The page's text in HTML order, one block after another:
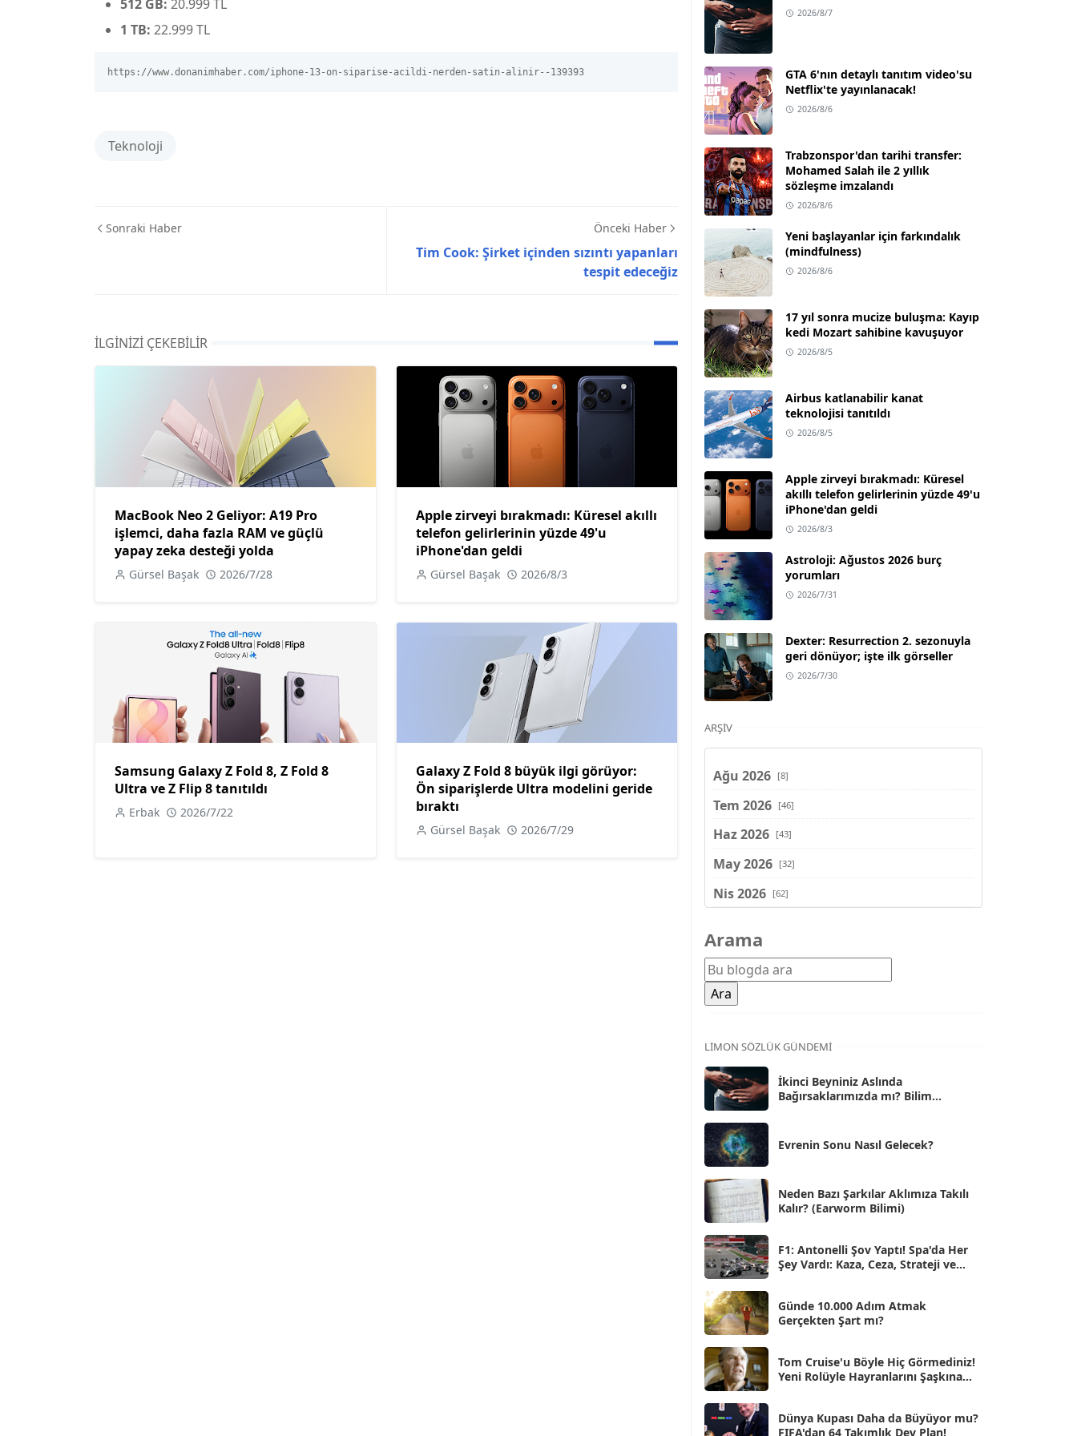
512 GB: 20.999 TL
1 TB: 22.999 TL
https://www.donanimhaber.com/iphone-13-on-siparise-acildi-nerden-satin-alinir--139393
Teknoloji
Sonraki Haber Önceki Haber
Tim Cook: Şirket içinden sızıntı yapanları
tespit edeceğiz
İLGINIZI ÇEKEBILIR
MacBook Neo 2 Geliyor: A19 Pro
işlemci, daha fazla RAM ve güçlü
yapay zeka desteği yolda
Gürsel Başak 2026/7/28
Apple zirveyi bırakmadı: Küresel akıllı
telefon gelirlerinin yüzde 49'u
iPhone'dan geldi
Gürsel Başak 2026/8/3
Samsung Galaxy Z Fold 8, Z Fold 8
Ultra ve Z Flip 8 tanıtıldı
Erbak 2026/7/22
Galaxy Z Fold 8 büyük ilgi görüyor:
Ön siparişlerde Ultra modelini geride
bıraktı
Gürsel Başak 2026/7/29
2026/8/7
GTA 6'nın detaylı tanıtım video'su
Netflix'te yayınlanacak!
2026/8/6
Trabzonspor'dan tarihi transfer:
Mohamed Salah ile 2 yıllık
sözleşme imzalandı
2026/8/6
Yeni başlayanlar için farkındalık
(mindfulness)
2026/8/6
17 yıl sonra mucize buluşma: Kayıp
kedi Mozart sahibine kavuşuyor
2026/8/5
Airbus katlanabilir kanat
teknolojisi tanıtıldı
2026/8/5
Apple zirveyi bırakmadı: Küresel
akıllı telefon gelirlerinin yüzde 49'u
iPhone'dan geldi
2026/8/3
Astroloji: Ağustos 2026 burç
yorumları
2026/7/31
Dexter: Resurrection 2. sezonuyla
geri dönüyor; işte ilk görseller
2026/7/30
ARŞIV
Ağu 2026 [8]
Tem 2026 [46]
Haz 2026 [43]
May 2026 [32]
Nis 2026 [62]
Şub 2026
Oca 2026 [72]
Ara 2025
Kas 2025
Eki 2025
Eyl 2025 [56]
Ağu 2025
Tem 2025
Haz 2025
May 2025 [54]
Nis 2025 [56]
Mar 2025 [50]
Şub 2025 [57]
Oca 2025
Ara 2024 [25]
Kas 2024
Eki 2024 [46]
Arama
LIMON SÖZLÜK GÜNDEMI
İkinci Beyniniz Aslında
Bağırsaklarımızda mı? Bilim
Evrenin Sonu Nasıl Gelecek?
Neden Bazı Şarkılar Aklımıza Takılı
Kalır? (Earworm Bilimi)
F1: Antonelli Şov Yaptı! Spa'da Her
Şey Vardı: Kaza, Ceza, Strateji ve
Günde 10.000 Adım Atmak
Gerçekten Şart mı?
Tom Cruise'u Böyle Hiç Görmediniz!
Yeni Rolüyle Hayranlarını Şaşkına
Dünya Kupası Daha da Büyüyor mu?
FIFA'dan 64 Takımlık Dev Plan!